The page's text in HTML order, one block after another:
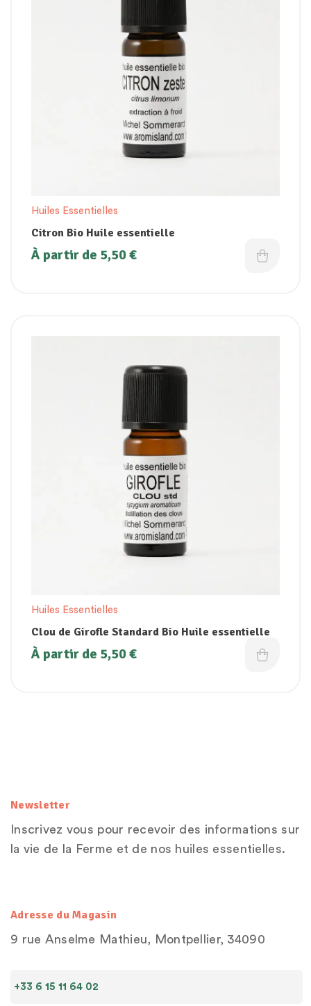
Huiles Essentielles
Citron Bio Huile essentielle
À partir de 5,50€
Huiles Essentielles
Clou de Girofle Standard Bio Huile essentielle
À partir de 5,50€
Newsletter
Inscrivez vous pour recevoir des informations sur
la vie de la Ferme et de nos huiles essentielles.
Adresse du Magasin
9 rue Anselme Mathieu, Montpellier, 34090
+33 6 15 11 64 02